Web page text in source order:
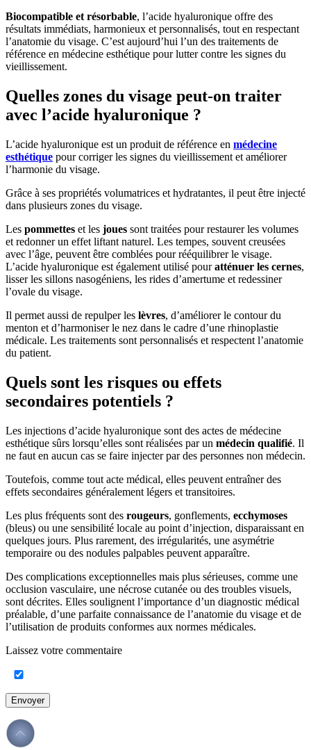
Biocompatible et résorbable, l’acide hyaluronique offre des
résultats immédiats, harmonieux et personnalisés, tout en respectant
l’anatomie du visage. C’est aujourd’hui l’un des traitements de
référence en médecine esthétique pour lutter contre les signes du
vieillissement.
Quelles zones du visage peut-on traiter
avec l’acide hyaluronique ?
L’acide hyaluronique est un produit de référence en médecine
esthétique pour corriger les signes du vieillissement et améliorer
l’harmonie du visage.
Grâce à ses propriétés volumatrices et hydratantes, il peut être injecté
dans plusieurs zones du visage.
Les pommettes et les joues sont traitées pour restaurer les volumes
et redonner un effet liftant naturel. Les tempes, souvent creusées
avec l’âge, peuvent être comblées pour rééquilibrer le visage.
L’acide hyaluronique est également utilisé pouratténuer les cernes,
lisser les sillons nasogéniens, les rides d’amertume et redessiner
l’ovale du visage.
Il permet aussi de repulper les lèvres, d’améliorer le contour du
menton et d’harmoniser le nez dans le cadre d’une rhinoplastie
médicale. Les traitements sont personnalisés et respectent l’anatomie
du patient.
Quels sont les risques ou effets
secondaires potentiels ?
Les injections d’acide hyaluronique sont des actes de médecine
esthétique sûrs lorsqu’elles sont réalisées par un médecin qualifié. Il
ne faut en aucun cas se faire injecter par des personnes non médecin.
Toutefois, comme tout acte médical, elles peuvent entraîner des
effets secondaires généralement légers et transitoires.
Les plus fréquents sont des rougeurs, gonflements, ecchymoses
(bleus) ou une sensibilité locale au point d’injection, disparaissant en
quelques jours. Plus rarement, des irrégularités, une asymétrie
temporaire ou des nodules palpables peuvent apparaître.
Des complications exceptionnelles mais plus sérieuses, comme une
occlusion vasculaire, une nécrose cutanée ou des troubles visuels,
sont décrites. Elles soulignent l’importance d’un diagnostic médical
préalable, d’une parfaite connaissance de l’anatomie du visage et de
l’utilisation de produits conformes aux normes médicales.
Laissez votre commentaire
Envoyer